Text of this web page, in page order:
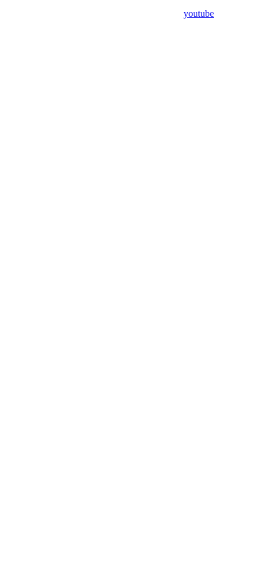
youtube